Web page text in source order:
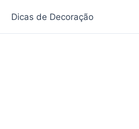
Dicas de Decoração